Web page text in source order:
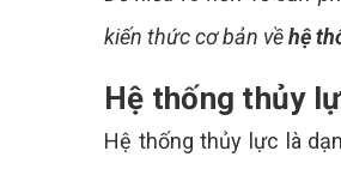
kiến thức cơ bản vềhệ
Hệ thống thủy
Hệ thống thủy lực là